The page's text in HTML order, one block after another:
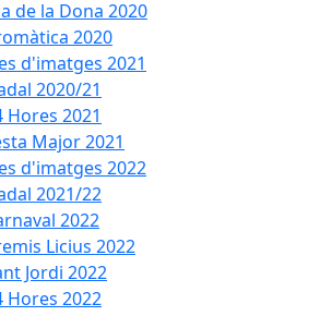
de la Dona 2020
2020
d'imatges 2021
2020/21
Hores 2021
Major 2021
d'imatges 2022
2021/22
2022
Licius 2022
Jordi 2022
Hores 2022